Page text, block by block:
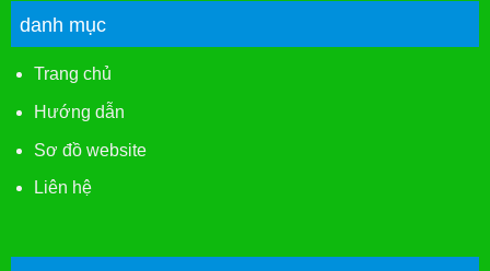
danh mục
Trang chủ
Hướng dẫn
Sơ đồ website
Liên hệ